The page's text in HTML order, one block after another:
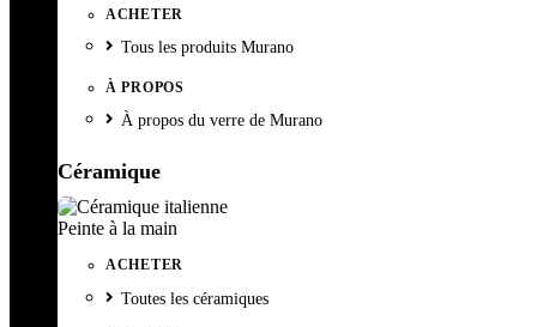
ACHETER
Tous les produits Murano
À PROPOS
À propos du verre de Murano
Céramique
Peinte à la main
ACHETER
Toutes les céramiques